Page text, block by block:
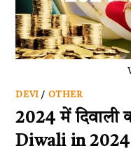
DEVI / OTHER
2024 में
Diwali in